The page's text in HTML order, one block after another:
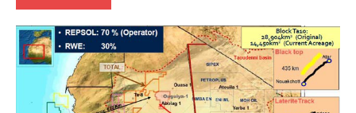
Actualités
Economie
Energies